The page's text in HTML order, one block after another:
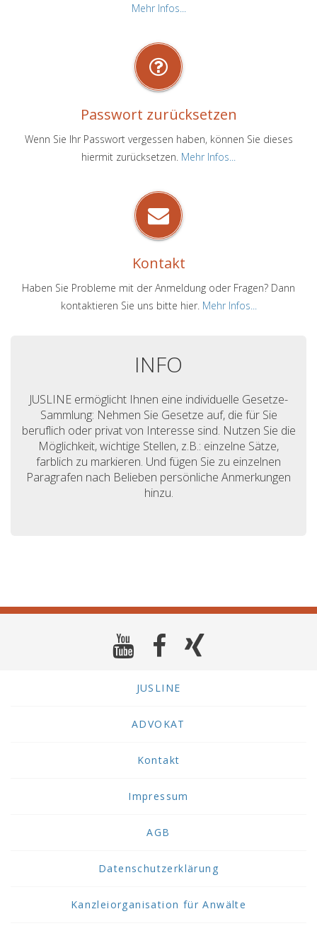
Mehr Infos...
Passwort zurücksetzen
Wenn Sie Ihr Passwort vergessen haben, können Sie dieses
hiermit zurücksetzen. Mehr Infos...
Kontakt
Haben Sie Probleme mit der Anmeldung oder Fragen? Dann
kontaktieren Sie uns bitte hier. Mehr Infos...
INFO
JUSLINE ermöglicht Ihnen eine individuelle Gesetze-
Sammlung: Nehmen Sie Gesetze auf, die für Sie
beruflich oder privat von Interesse sind. Nutzen Sie die
Möglichkeit, wichtige Stellen, z.B.: einzelne Sätze,
farblich zu markieren. Und fügen Sie zu einzelnen
Paragrafen nach Belieben persönliche Anmerkungen
hinzu.
JUSLINE
ADVOKAT
Kontakt
Impressum
AGB
Datenschutzerklärung
Kanzleiorganisation für Anwälte